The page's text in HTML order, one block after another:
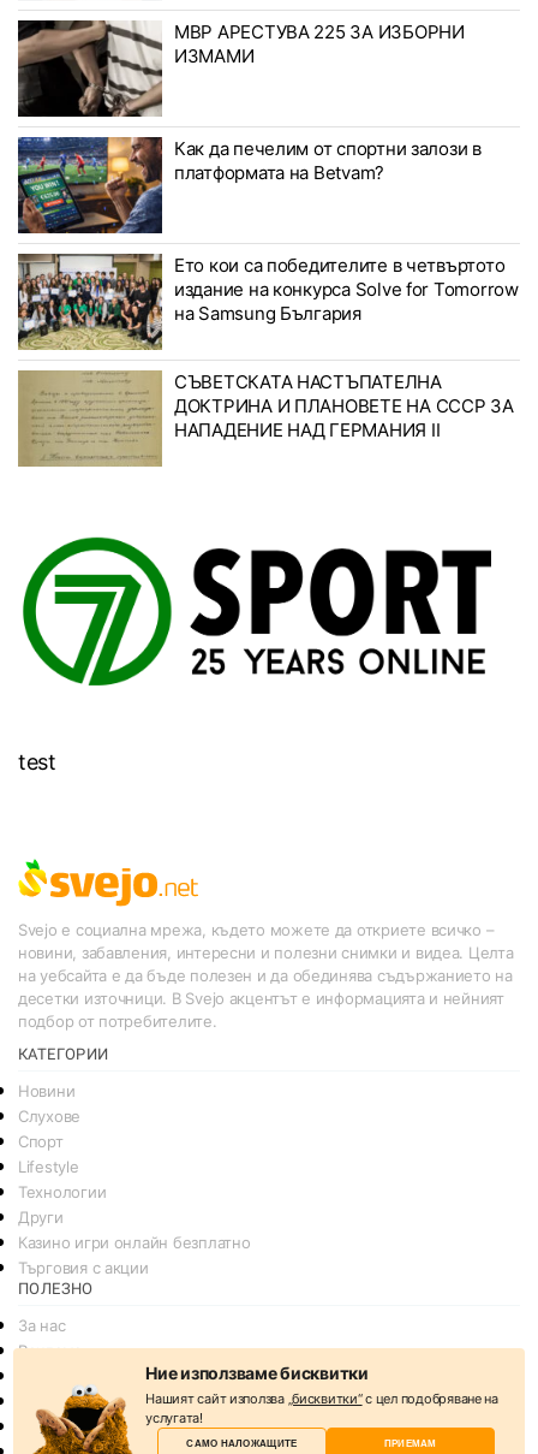
МВР АРЕСТУВА 225 ЗА ИЗБОРНИ
ИЗМАМИ
Как да печелим от спортни залози в
платформата на Betvam?
Ето кои са победителите в четвъртото
издание на конкурса Solve for Tomorrow
на Samsung България
СЪВЕТСКАТА НАСТЪПАТЕЛНА
ДОКТРИНА И ПЛАНОВЕТЕ НА СССР ЗА
НАПАДЕНИЕ НАД ГЕРМАНИЯ II
test
Svejo е социална мрежа, където можете да откриете всичко –
новини, забавления, интересни и полезни снимки и видеа. Целта
на уебсайта е да бъде полезен и да обединява съдържанието на
десетки източници. В Svejo акцентът е информацията и нейният
подбор от потребителите.
КАТЕГОРИИ
Новини
Слухове
Спорт
Lifestyle
Технологии
Други
Казино игри онлайн безплатно
Търговия с акции
ПОЛЕЗНО
За нас
Реклама
Условия за споделяне
Политика за поверителснот
Ние използваме бисквитки
Нашият сайт използва „бисквитки“с цел подобряване на
услугата!
САМО НАЛОЖАЩИТЕ ПРИЕМАМ